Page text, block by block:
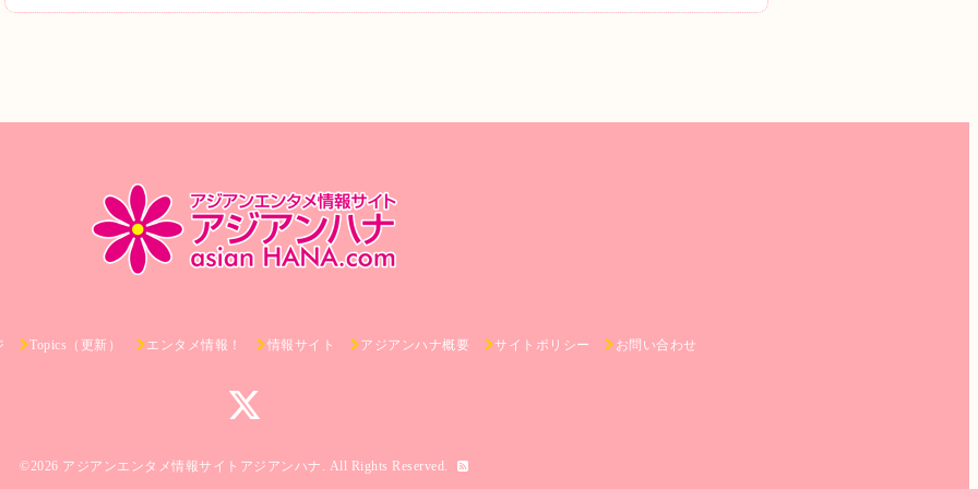
Topics（更新） エンタメ情報！ 情報サイト アジアンハナ概要 サイトポリシー お問い合わせ
©2026 アジアンエンタメ情報サイトアジアンハナ . All Rights Reserved.